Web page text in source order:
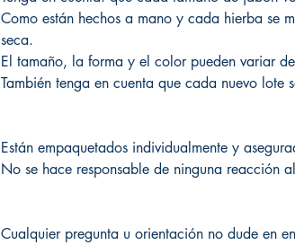
Como están hechos a mano y cada hierba se
seca.
El tamaño, la forma y el color pueden variar
También tenga en cuenta que cada nuevo lote
Están empaquetados individualmente y
No se hace responsable de ninguna reacción
Cualquier pregunta u orientación no dude en